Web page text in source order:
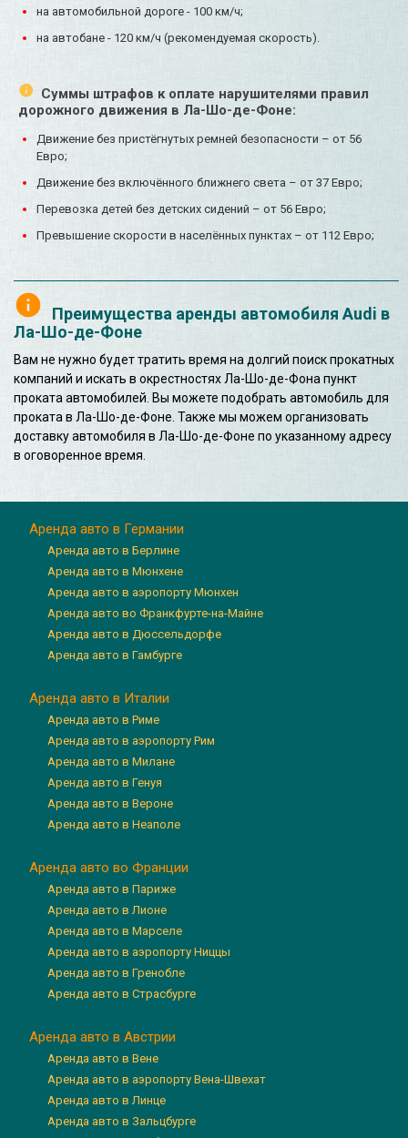
на автомобильной дороге - 100 км/ч;
на автобане - 120 км/ч (рекомендуемая скорость).
Суммы штрафов к оплате нарушителями правил
дорожного движения в Ла-Шо-де-Фоне:
Движение без пристёгнутых ремней безопасности – от 56
Евро;
Движение без включённого ближнего света – от 37 Евро;
Перевозка детей без детских сидений – от 56 Евро;
Превышение скорости в населённых пунктах – от 112 Евро;
Преимущества аренды автомобиля Audi в
Ла-Шо-де-Фоне
Вам не нужно будет тратить время на долгий поиск прокатных
компаний и искать в окрестностях Ла-Шо-де-Фона пункт
проката автомобилей. Вы можете подобрать автомобиль для
проката в Ла-Шо-де-Фоне. Также мы можем организовать
доставку автомобиля в Ла-Шо-де-Фоне по указанному адресу
в оговоренное время.
Аренда авто в Германии
Аренда авто в Берлине
Аренда авто в Мюнхене
Аренда авто в аэропорту Мюнхен
Аренда авто во Франкфурте-на-Майне
Аренда авто в Дюссельдорфе
Аренда авто в Гамбурге
Аренда авто в Италии
Аренда авто в Риме
Аренда авто в аэропорту Рим
Аренда авто в Милане
Аренда авто в Генуя
Аренда авто в Вероне
Аренда авто в Неаполе
Аренда авто во Франции
Аренда авто в Париже
Аренда авто в Лионе
Аренда авто в Марселе
Аренда авто в аэропорту Ниццы
Аренда авто в Гренобле
Аренда авто в Страсбурге
Аренда авто в Австрии
Аренда авто в Вене
Аренда авто в аэропорту Вена-Швехат
Аренда авто в Линце
Аренда авто в Зальцбурге